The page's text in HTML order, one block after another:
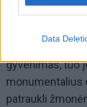
Data
Man atrodo,
gyvenimas, tuo
monumentalius
patraukli